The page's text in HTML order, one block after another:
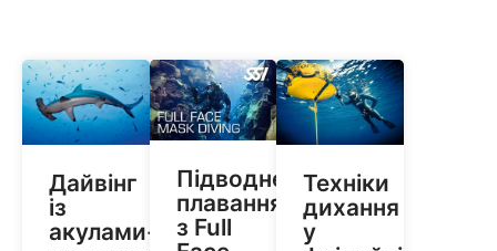
Дайвінг
із
акулами-
Підводне
плавання
з Full
Техніки
дихання
у